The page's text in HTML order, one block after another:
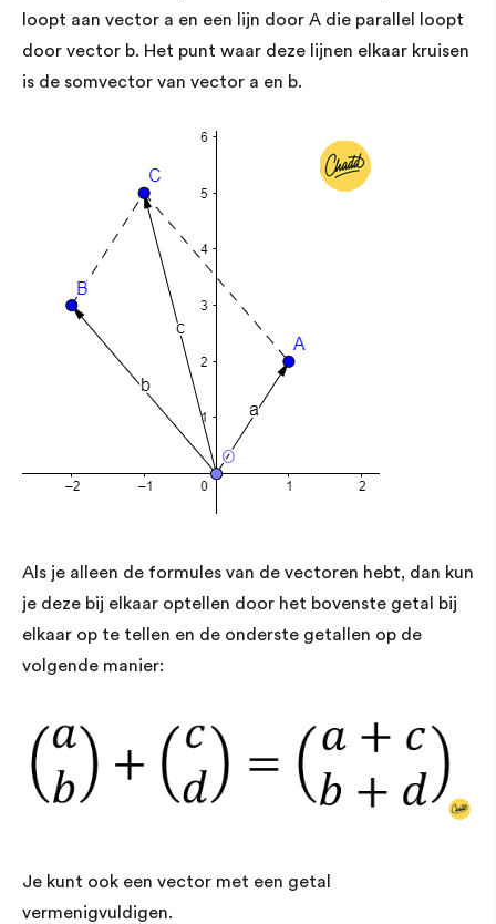
loopt aan vector a en een lijn door A die parallel loopt
door vector b. Het punt waar deze lijnen elkaar kruisen
is de somvector van vector a en b.
Als je alleen de formules van de vectoren hebt, dan kun
je deze bij elkaar optellen door het bovenste getal bij
elkaar op te tellen en de onderste getallen op de
volgende manier:
Je kunt ook een vector met een getal
vermenigvuldigen.